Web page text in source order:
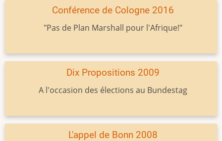
Conférence de Cologne 2016
"Pas de Plan Marshall pour l'Afrique!"
Dix Propositions 2009
A l'occasion des élections au Bundestag
L'appel de Bonn 2008